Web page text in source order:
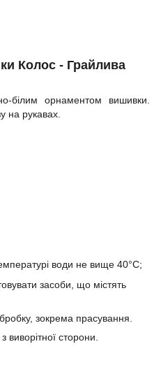
Колос - Грайлива
білим орнаментом вишивки.
на рукавах.
води не вище 40°C;
засоби, що містять
зокрема прасування.
сторони.